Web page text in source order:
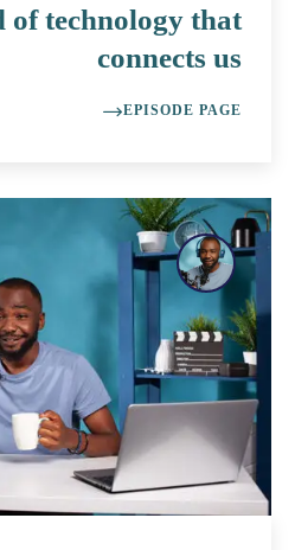
of technology that
connects us
EPISODE PAGE